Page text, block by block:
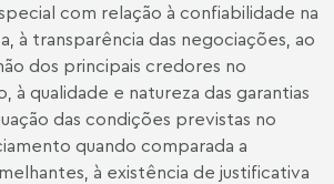
com relação à confiabilidade na
à transparência das negociações, ao
dos principais credores no
à qualidade e natureza das garantias
das condições previstas no
quando comparada a
à existência de justificativa